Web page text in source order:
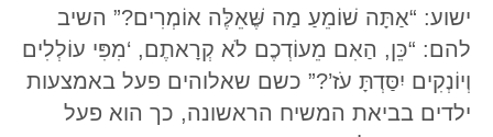
ישוע: “אַתָּה שׁוֹמֵעַ מַה שֶּׁאֵלֶּה אוֹמְרִים?” השיב
להם: “כֵּן, הַאִם מֵעוֹדְכֶם לֹא קְרָאתֶם, ‘מִפִּי עוֹלְלִים
וְיוֹנְקִים יִסַּדְתָּ עֹז’?” כשם שאלוהים פעל באמצעות
ילדים בביאת המשיח הראשונה, כך הוא פעל